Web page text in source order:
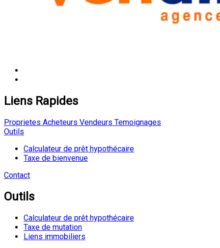
Liens Rapides
Proprietes Acheteurs Vendeurs Temoignages
Outils
Calculateur de prêt hypothécaire
Taxe de bienvenue
Contact
Outils
Calculateur de prêt hypothécaire
Taxe de mutation
Liens immobiliers